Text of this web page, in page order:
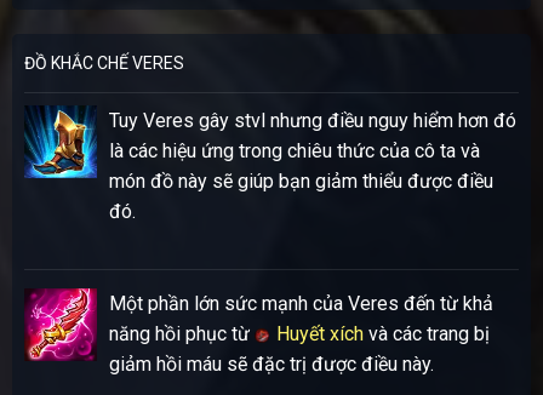
ĐỒ KHẮC CHẾ VERES
Tuy Veres gây stvl nhưng điều nguy hiểm hơn đó
là các hiệu ứng trong chiêu thức của cô ta và
món đồ này sẽ giúp bạn giảm thiểu được điều
đó.
Một phần lớn sức mạnh của Veres đến từ khả
năng hồi phục từ
Huyết xíchvà các trang bị
giảm hồi máu sẽ đặc trị được điều này.